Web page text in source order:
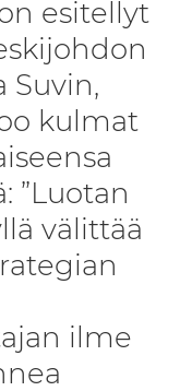
esitellyt
Suvin,
kulmat
”Luotan
välittää
ilme